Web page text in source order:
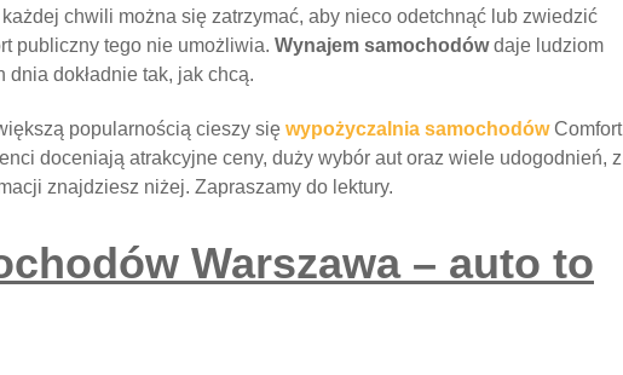
chwili można się zatrzymać, aby nieco odetchnąć lub zwiedzić
publiczny tego nie umożliwia. Wynajem samochodówdaje ludziom
dokładnie tak, jak chcą.
popularnością cieszy się wypożyczalnia samochodówComfort
doceniają atrakcyjne ceny, duży wybór aut oraz wiele udogodnień, z
znajdziesz niżej. Zapraszamy do lektury.
Warszawa – auto to